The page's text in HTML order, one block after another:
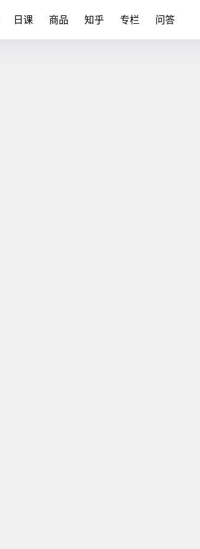
日课 商品 知乎 专栏 问答